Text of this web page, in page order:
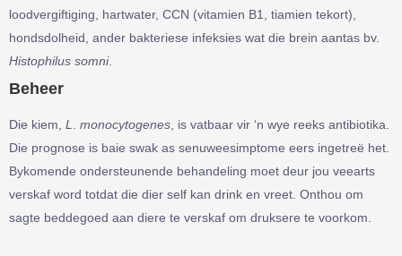
loodvergiftiging, hartwater, CCN (vitamien B1, tiamien tekort),
hondsdolheid, ander bakteriese infeksies wat die brein aantas bv.
Histophilus somni.
Beheer
Die kiem, L monocytogenes , is vatbaar vir ‘n wye reeks antibiotika.
Die prognose is baie swak as senuweesimptome eers ingetreë het.
Bykomende ondersteunende behandeling moet deur jou veearts
verskaf word totdat die dier self kan drink en vreet. Onthou om
sagte beddegoed aan diere te verskaf om druksere te voorkom.